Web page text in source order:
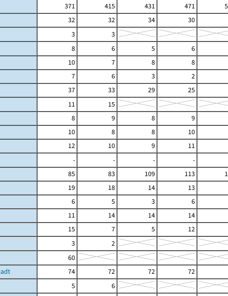
371 415 431 471
32 32 34 30
3
3
8 6 5 6
10 7 8 8
7 6 3 2
37 33 29 25
11
15
8 9 8 9
10 8 8 10
12 10 9 11
- - - -
85 83 109 113
19 18 14 13
6 5 3 6
11 14 14 14
15 7 5 12
3
2
60
74 72 72 72
5
6